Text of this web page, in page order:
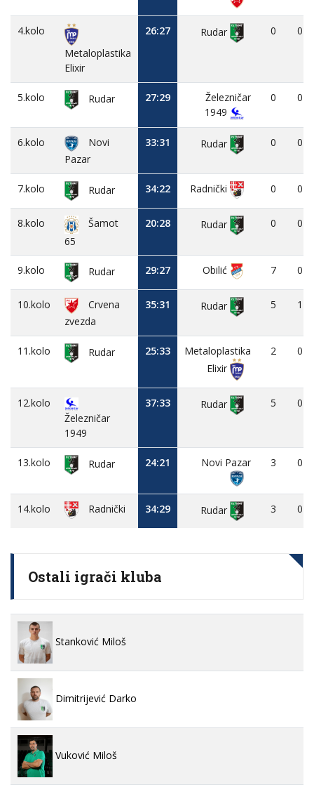
4.kolo
Metaloplastika
Elixir
26:27 Rudar 0 0
5.kolo Rudar 27:29
Železničar
1949
0 0
6.kolo
Novi
Pazar
33:31 Rudar 0 0
7.kolo Rudar 34:22 Radnički 0 0
8.kolo
Šamot
65
20:28 Rudar 0 0
9.kolo Rudar 29:27 Obilić 7 0
10.kolo
Crvena
zvezda
35:31 Rudar 5 1
11.kolo Rudar 25:33
Metaloplastika
Elixir
2 0
12.kolo
Železničar
1949
37:33 Rudar 5 0
13.kolo Rudar 24:21 Novi Pazar 3 0
14.kolo Radnički 34:29 Rudar 3 0
Ostali igrači kluba
Stanković Miloš
Dimitrijević Darko
Vuković Miloš